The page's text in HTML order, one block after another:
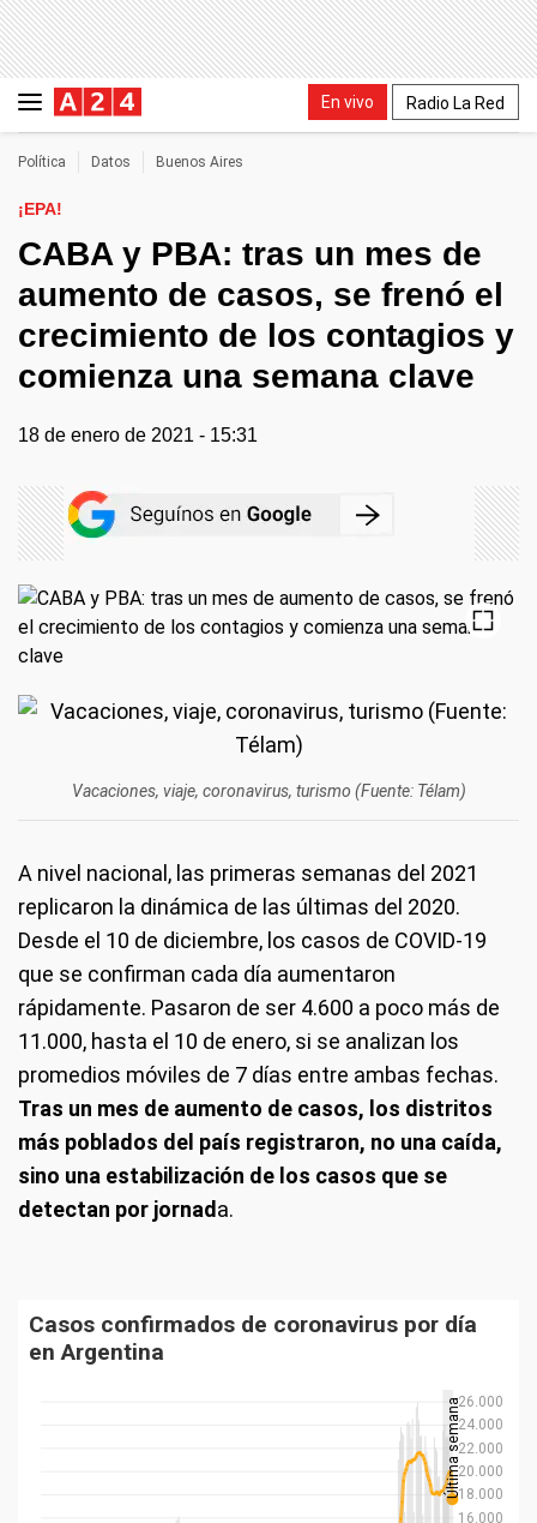
En vivo Radio La Red
Política Datos Buenos Aires
¡EPA!
CABA y PBA: tras un mes de
aumento de casos, se frenó el
crecimiento de los contagios y
comienza una semana clave
18 de enero de 2021 - 15:31
Vacaciones, viaje, coronavirus, turismo (Fuente: Télam)
A nivel nacional, las primeras semanas del 2021
replicaron la dinámica de las últimas del 2020.
Desde el 10 de diciembre, los casos de COVID-19
que se confirman cada día aumentaron
rápidamente. Pasaron de ser 4.600 a poco más de
11.000, hasta el 10 de enero, si se analizan los
promedios móviles de 7 días entre ambas fechas.
Tras un mes de aumento de casos, los distritos
más poblados del país registraron, no una caída,
sino una estabilización de los casos que se
detectan por jornad a.